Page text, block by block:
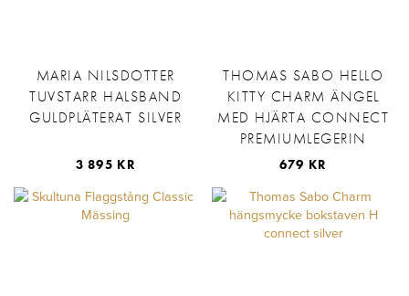
MARIA NILSDOTTER
TUVSTARR HALSBAND
GULDPLÄTERAT SILVER
3 895 KR
THOMAS SABO HELLO
KITTY CHARM ÄNGEL
MED HJÄRTA CONNECT
PREMIUMLEGERIN
679 KR